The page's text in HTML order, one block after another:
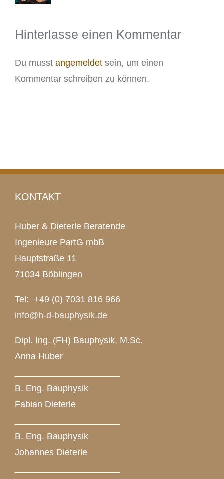
Hinterlasse einen Kommentar
Du musst angemeldet sein, um einen
Kommentar schreiben zu können.
KONTAKT
Huber & Dieterle Beratende
Ingenieure PartG mbB
Hauptstraße 11
71034 Böblingen
Tel: +49 (0) 7031 816 966
info@h-d-bauphysik.de
Dipl. Ing. (FH) Bauphysik, M.Sc.
Anna Huber
B. Eng. Bauphysik
Fabian Dieterle
B. Eng. Bauphysik
Johannes Dieterle